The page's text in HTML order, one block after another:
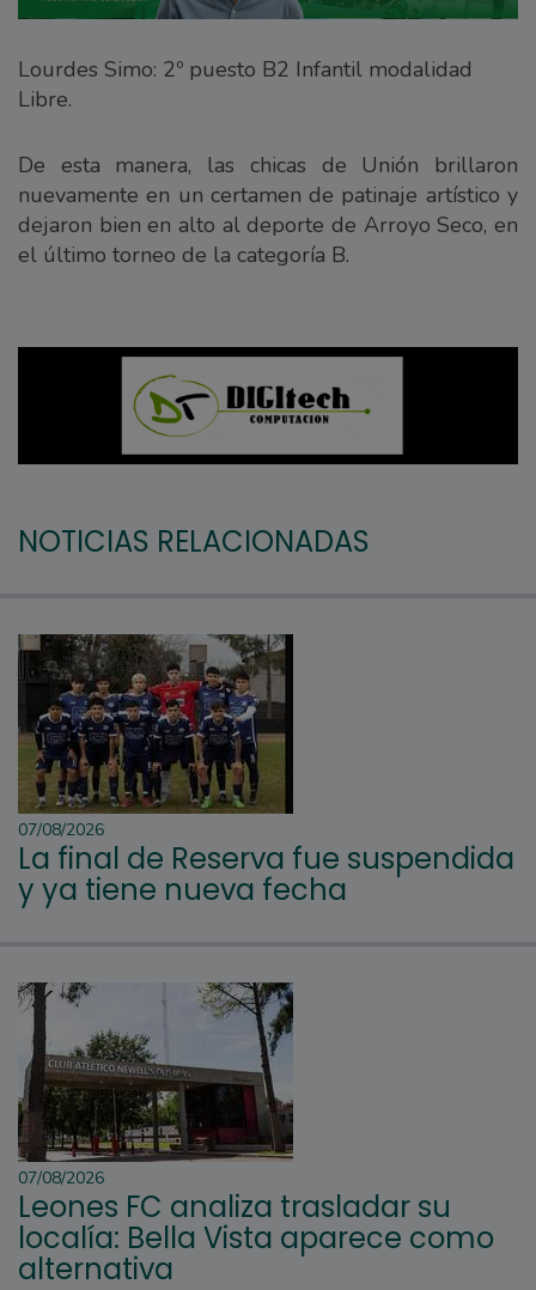
Lourdes Simo: 2º puesto B2 Infantil modalidad
Libre.
De esta manera, las chicas de Unión brillaron
nuevamente en un certamen de patinaje artístico y
dejaron bien en alto al deporte de Arroyo Seco, en
el último torneo de la categoría B.
NOTICIAS RELACIONADAS
07/08/2026
La final de Reserva fue suspendida
y ya tiene nueva fecha
07/08/2026
Leones FC analiza trasladar su
localía: Bella Vista aparece como
alternativa